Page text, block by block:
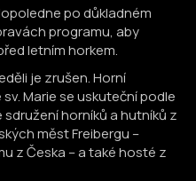
po důkladném
programu, aby
letním horkem.
je zrušen. Horní
Marie se uskuteční podle
horníků a hutníků z
měst Freibergu –
z Česka – a také hosté z